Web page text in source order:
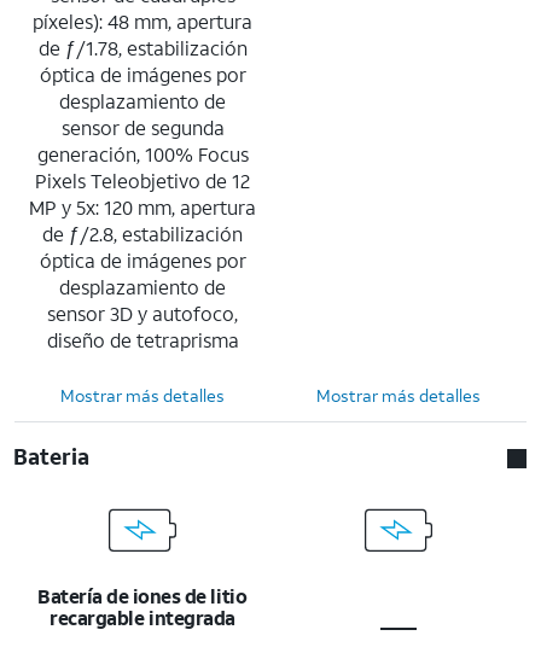
píxeles): 48 mm, apertura
de ƒ/1.78, estabilización
óptica de imágenes por
desplazamiento de
sensor de segunda
generación, 100% Focus
Pixels Teleobjetivo de 12
MP y 5x: 120 mm, apertura
de ƒ/2.8, estabilización
óptica de imágenes por
desplazamiento de
sensor 3D y autofoco,
diseño de tetraprisma
Mostrar más detalles Mostrar más detalles
Bateria
Batería de iones de litio
recargable integrada